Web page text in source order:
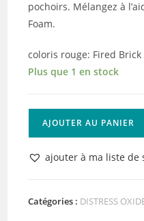
pochoirs. Mélangez à
Foam.
coloris rouge: Fired Brick
Plus que 1 en stock
Distress
Oxide
Brick
AJOUTER AU PANIER
ajouter à ma liste de
Catégories : DISTRESS